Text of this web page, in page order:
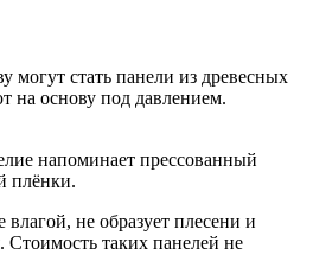
могут стать панели из древесных
на основу под давлением.
напоминает прессованный
плёнки.
не образует плесени и
Стоимость таких панелей не